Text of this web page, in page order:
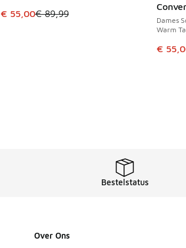
Dit artikel is in de uitverkoop. Dit artikel is
€ 55,00€ 89,99
Dames
Warm
Dit
€
Bestelstatus
Over Ons